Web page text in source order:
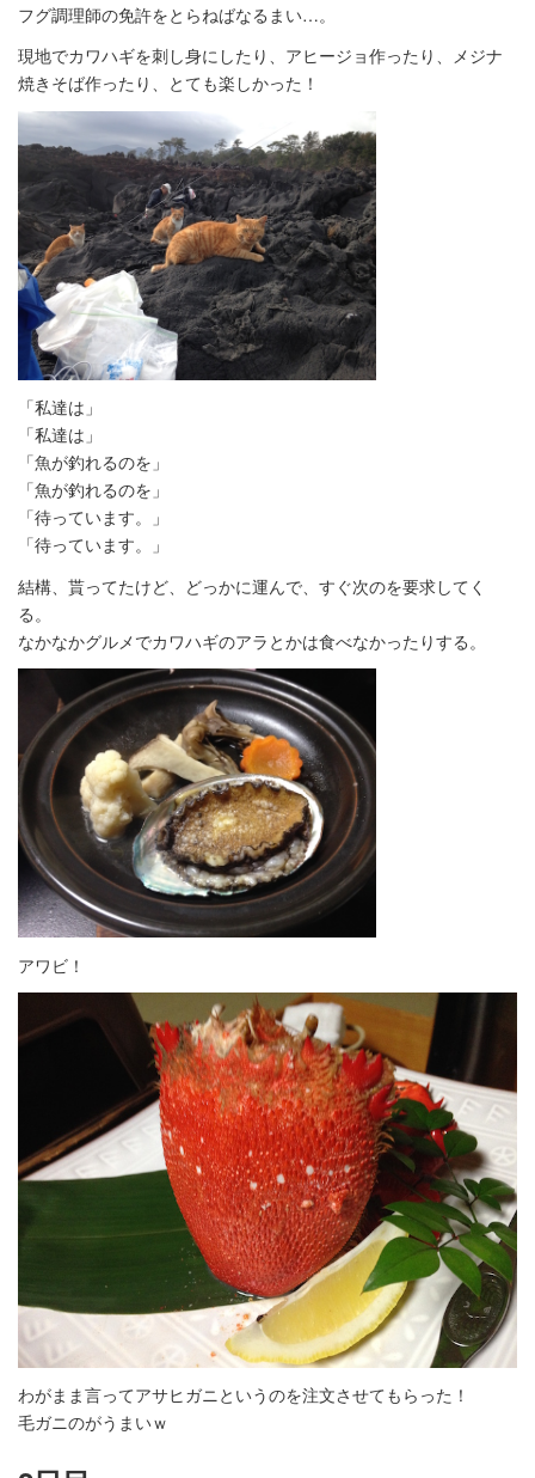
フグ調理師の免許をとらねばなるまい…。
現地でカワハギを刺し身にしたり、アヒージョ作ったり、メジナ
焼きそば作ったり、とても楽しかった！
「私達は」
「私達は」
「魚が釣れるのを」
「魚が釣れるのを」
「待っています。」
「待っています。」
結構、貰ってたけど、どっかに運んで、すぐ次のを要求してく
る。
なかなかグルメでカワハギのアラとかは食べなかったりする。
アワビ！
わがまま言ってアサヒガニというのを注文させてもらった！
毛ガニのがうまいｗ